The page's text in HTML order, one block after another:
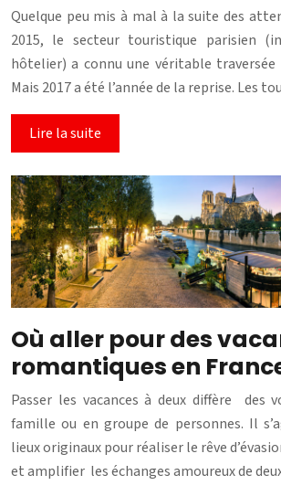
Quelque peu mis à mal à la suite des
2015, le secteur touristique parisien
hôtelier) a connu une véritable traversée
Mais 2017 a été l’année de la reprise. Les
Lire la suite
Où aller pour des
romantiques en
Passer les vacances à deux diffère des
famille ou en groupe de personnes. Il
lieux originaux pour réaliser le rêve
et amplifier les échanges amoureux de